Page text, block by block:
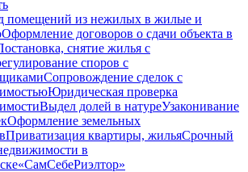
помещений из нежилых в жилые и
Оформление договоров о сдачи объекта в
снятие жилья с
споров с
Сопровождение сделок с
Юридическая проверка
Выдел долей в натуреУзаконивание
Оформление земельных
Приватизация квартиры, жильяСрочный
в
«СамСебеРиэлтор»